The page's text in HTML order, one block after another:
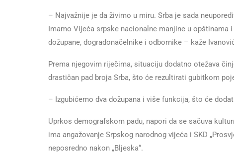
– Najvažnije je da živimo u miru. Srba je sada
Imamo Vijeća srpske nacionalne manjine u
dožupane, dogradonačelnike i odbornike – kaže
Prema njegovim riječima, situaciju dodatno otežava
drastičan pad broja Srba, što će rezultirati gubitkom
– Izgubićemo dva dožupana i više funkcija, što će
Uprkos demografskom padu, napori da se sačuva
ima angažovanje Srpskog narodnog vijeća i SKD
neposredno nakon „Bljeska“.